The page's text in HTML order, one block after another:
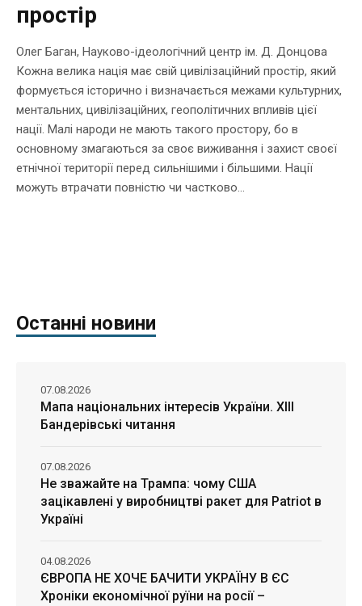
простір
Олег Баган, Науково-ідеологічний центр ім. Д. Донцова
Кожна велика нація має свій цивілізаційний простір, який
формується історично і визначається межами культурних,
ментальних, цивілізаційних, геополітичних впливів цієї
нації. Малі народи не мають такого простору, бо в
основному змагаються за своє виживання і захист своєї
етнічної території перед сильнішими і більшими. Нації
можуть втрачати повністю чи частково...
Останні новини
Мапа національних інтересів України. ХІІІ
Бандерівські читання
07.08.2026
Не зважайте на Трампа: чому США
зацікавлені у виробництві ракет для Patriot в
Україні
07.08.2026
ЄВРОПА НЕ ХОЧЕ БАЧИТИ УКРАЇНУ В ЄС
Хроніки економічної руїни на росії –
04.08.2026